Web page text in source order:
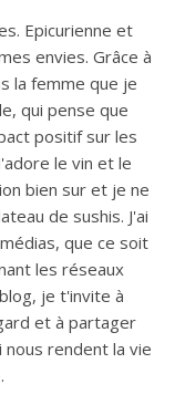
Epicurienne et
envies. Grâce à
la femme que je
qui pense que
positif sur les
le vin et le
bien sur et je ne
de sushis. J'ai
que ce soit
les réseaux
je t'invite à
et à partager
rendent la vie